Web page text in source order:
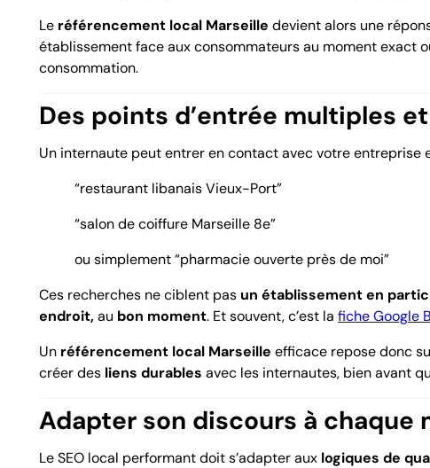
Le référencement local Marseille devient alors une
établissement face aux consommateurs au moment exact
consommation.
Des points d’entrée multiples
Un internaute peut entrer en contact avec votre entreprise
“restaurant libanais Vieux-Port”
“salon de coiffure Marseille 8e”
ou simplement “pharmacie ouverte près de moi”
Ces recherches ne ciblent pas un établissement en
endroit,au bon moment. Et souvent, c’est la fiche Google
Un référencement local Marseille efficace repose donc
créer des liens durables avec les internautes, bien avant
Adapter son discours à
Le SEO local performant doit s’adapter aux logiques de